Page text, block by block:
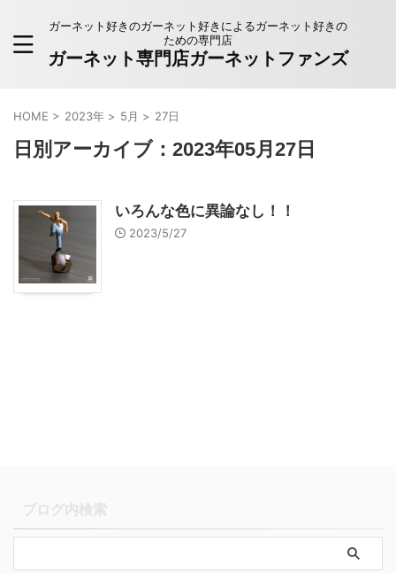
ガーネット好きのガーネット好きによるガーネット好きの
ための専門店
ガーネット専門店ガーネットファンズ
HOME > 2023年 > 5月 > 27日
日別アーカイブ：2023年05月27日
いろんな色に異論なし！！
2023/5/27